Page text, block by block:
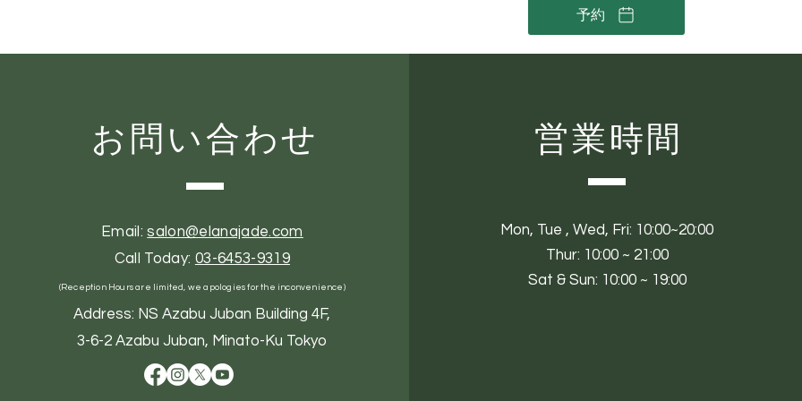
予約
お問い合わせ
Email:salon@elanajade.com
Call Today: 03-6453-9319
(Reception Hours are limited, we apologies for the inconvenience)
Address: NS Azabu Juban Building 4F,
3-6-2 Azabu Juban, Minato-Ku Tokyo
営業時間
Mon, Tue ,Wed, Fri: 10:00~20:00
Thur: 10:00 ~ 21:00
Sat & Sun: 10:00 ~ 19:00